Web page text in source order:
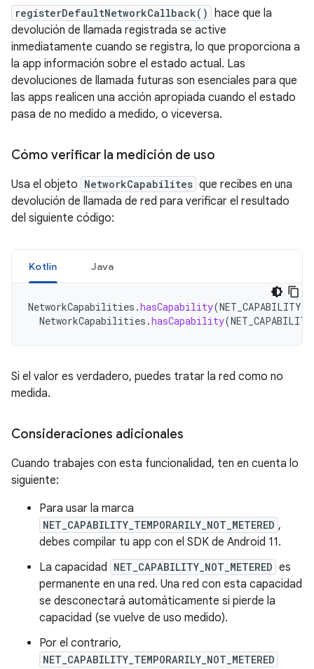
registerDefaultNetworkCallback() hace que la
devolución de llamada registrada se active
inmediatamente cuando se registra, lo que proporciona a
la app información sobre el estado actual. Las
devoluciones de llamada futuras son esenciales para que
las apps realicen una acción apropiada cuando el estado
pasa de no medido a medido, o viceversa.
Cómo verificar la medición de uso
Usa el objeto NetworkCapabilites que recibes en una
devolución de llamada de red para verificar el resultado
del siguiente código:
Kotlin Java
NetworkCapabilities .hasCapability(
NetworkCapabilities .hasCapability(
Si el valor es verdadero, puedes tratar la red como no
medida.
Consideraciones adicionales
Cuando trabajes con esta funcionalidad, ten en cuenta lo
siguiente:
Para usar la marca
NET_CAPABILITY_TEMPORARILY_NOT_METERED ,
debes compilar tu app con el SDK de Android 11.
La capacidad NET_CAPABILITY_NOT_METERED es
permanente en una red. Una red con esta capacidad
se desconectará automáticamente si pierde la
capacidad (se vuelve de uso medido).
Por el contrario,
NET_CAPABILITY_TEMPORARILY_NOT_METERED